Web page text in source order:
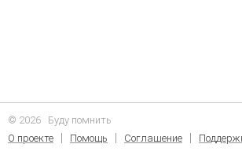
© 2026 Буду помнить
О проекте
Помощь Соглашение